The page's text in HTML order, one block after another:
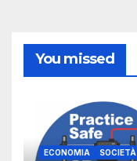
You missed
ECONOMIA SOCIETÀ